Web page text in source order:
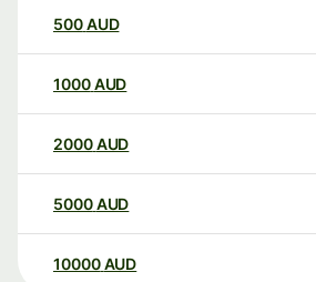
500AUD
1000AUD
2000AUD
5000AUD
10000 AUD